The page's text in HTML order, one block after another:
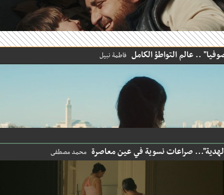
.. عالم التواطؤ الكامل فاطمة نبيل
صراعات نسوية في عين معاصرة محمد مصطفى